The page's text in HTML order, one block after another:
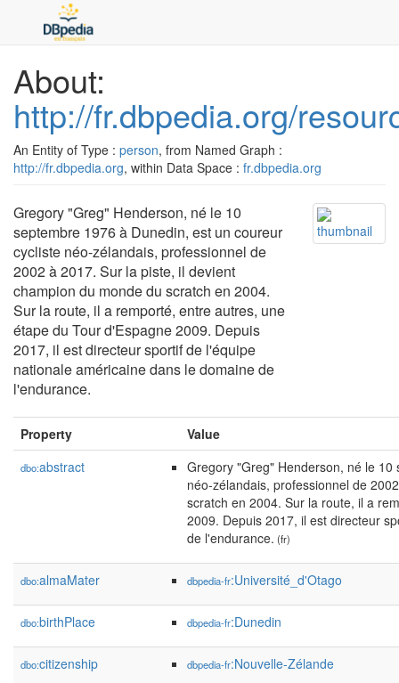
About:
http://fr.dbpedia.org/
An Entity of Type : person, from Named Graph :
http://fr.dbpedia.org, within Data Space : fr.dbpedia.org
Gregory "Greg" Henderson, né le 10
septembre 1976 à Dunedin, est un coureur
cycliste néo-zélandais, professionnel de
2002 à 2017. Sur la piste, il devient
champion du monde du scratch en 2004.
Sur la route, il a remporté, entre autres, une
étape du Tour d'Espagne 2009. Depuis
2017, il est directeur sportif de l'équipe
nationale américaine dans le domaine de
l'endurance.
Property Value
dbo:abstract
Gregory "Greg" Henderson, né le
néo-zélandais, professionnel de
scratch en 2004. Sur la route, il a
2009. Depuis 2017, il est directeur
de l'endurance. (fr)
dbo:almaMater dbpedia-fr:Université_d'Otago
dbo:birthPlace dbpedia-fr:Dunedin
dbo:citizenship dbpedia-fr:Nouvelle-Zélande